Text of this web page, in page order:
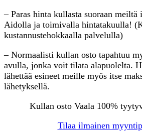
– Paras hinta kullasta suoraan
Aidolla ja toimivalla hintatakuulla!
kustannustehokkaalla palvelulla)
– Normaalisti kullan osto tapahtuu
avulla, jonka voit tilata alapuolelta.
lähettää esineet meille myös itse
lähetyksellä.
Kullan osto Vaala 100%
Tilaa ilmainen